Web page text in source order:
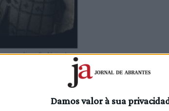
Damos valor à sua
que acontece com um novo
em recuperação. Qual é o estado